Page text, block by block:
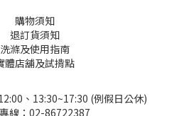
購物須知
退訂貨須知
洗滌及使用指南
體店舖及試揹點
、13:30~17:30 (例假日公休)
線：02-86722387